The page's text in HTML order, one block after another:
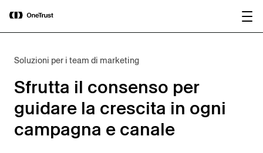
OneTrust nominata “Visionaria” nel
Magic Quadrant™ 2026 di Gartner®
per le piattaforme di governance
Soluzioni per i team di marketing
Sfrutta il consenso per
guidare la crescita in ogni
campagna e canale